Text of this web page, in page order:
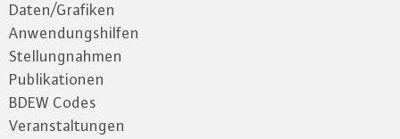
Daten/Grafiken
Anwendungshilfen
Stellungnahmen
Publikationen
BDEW Codes
Veranstaltungen